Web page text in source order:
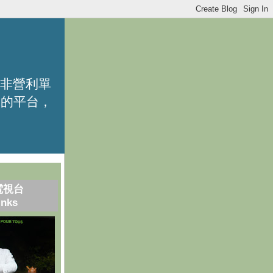
營利單
平台，
視台